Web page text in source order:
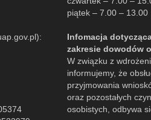
piątek – 7.00 – 13.00
Infomacja
zakresie dowodów
W związku z
informujemy, że
przyjmowania
oraz pozostałych
osobistych, odbywa